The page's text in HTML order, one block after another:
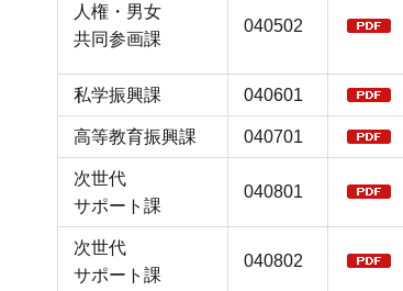
人権・男女
共同参画課
040502
私学振興課 040601
高等教育振興課 040701
次世代
サポート課
040801
次世代
サポート課
040802